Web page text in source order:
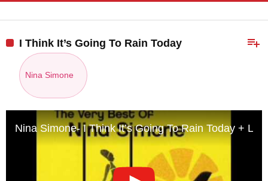
playlist_add
I Think It’s Going To Rain Today
Nina Simone
Nina Simone- I Think It’s Going To Rain Today +